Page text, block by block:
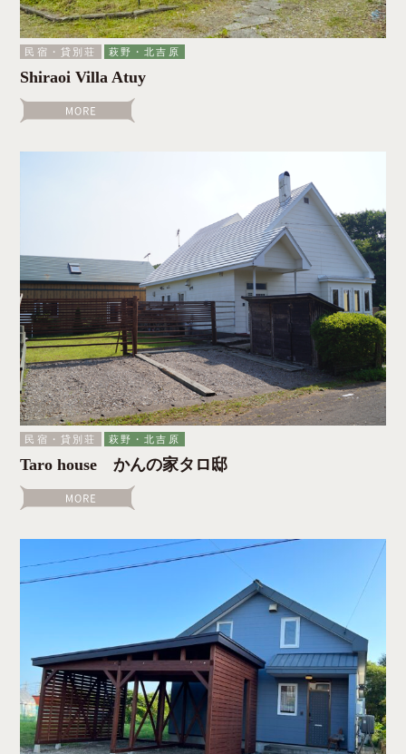
民宿・貸別荘 萩野・北吉原
Shiraoi Villa Atuy
民宿・貸別荘 萩野・北吉原
Taro house かんの家タロ邸